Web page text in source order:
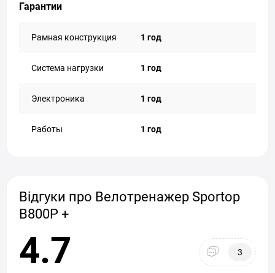
Гарантии
Рамная конструкция 1 год
Система нагрузки 1 год
Электроника 1 год
Работы 1 год
Відгуки про Велотренажер Sportop
B800P +
4.7 3